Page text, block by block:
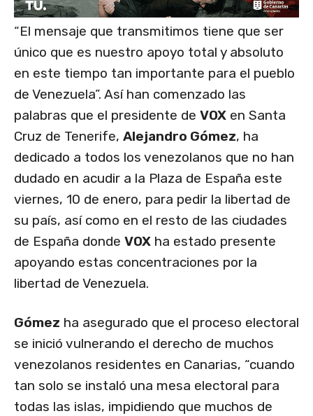
“El mensaje que transmitimos tiene que ser
único que es nuestro apoyo total y absoluto
en este tiempo tan importante para el pueblo
de Venezuela”. Así han comenzado las
palabras que el presidente de VOX en Santa
Cruz de Tenerife, Alejandro Gómez, ha
dedicado a todos los venezolanos que no han
dudado en acudir a la Plaza de España este
viernes, 10 de enero, para pedir la libertad de
su país, así como en el resto de las ciudades
de España donde VOX ha estado presente
apoyando estas concentraciones por la
libertad de Venezuela.
Gómez ha asegurado que el proceso electoral
se inició vulnerando el derecho de muchos
venezolanos residentes en Canarias, “cuando
tan solo se instaló una mesa electoral para
todas las islas, impidiendo que muchos de